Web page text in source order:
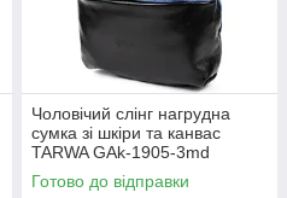
Чоловічий слінг нагрудна
сумка зі шкіри та канвас
TARWA GAk-1905-3md
Готово до відправки